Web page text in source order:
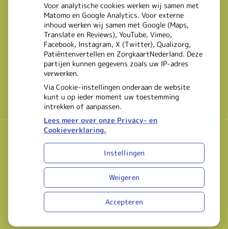
Uw Zorg Online|Beheer
Bezoek
onze
facebook
pagina
Bezoek
onze
Instagram
pagina
Privacy verklaring Cookie-instellingen Voorwaarden
Voor analytische cookies werken wij samen met
Matomo en Google Analytics. Voor externe
inhoud werken wij samen met Google (Maps,
Translate en Reviews), YouTube, Vimeo,
Facebook, Instagram, X (Twitter), Qualizorg,
Patiëntenvertellen en ZorgkaartNederland. Deze
partijen kunnen gegevens zoals uw IP-adres
verwerken.
Via Cookie-instellingen onderaan de website
kunt u op ieder moment uw toestemming
intrekken of aanpassen.
Lees meer over onze Privacy- en
Cookieverklaring.
Instellingen
Weigeren
Accepteren